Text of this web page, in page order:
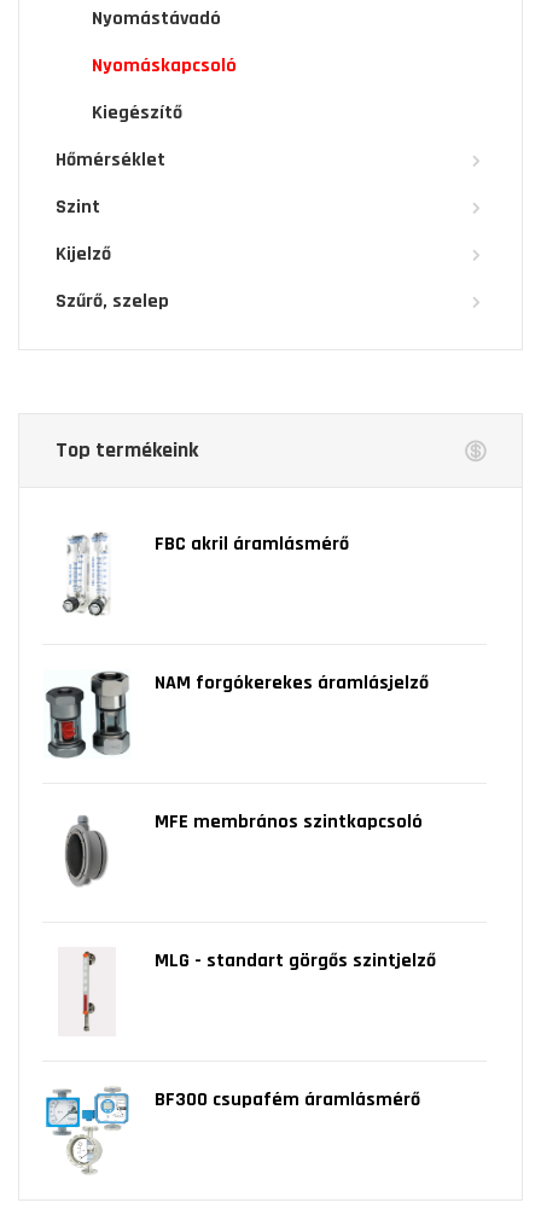
Nyomástávadó
Nyomáskapcsoló
Kiegészítő
Hőmérséklet
Szint
Kijelző
Szűrő, szelep
Top termékeink
FBC akril áramlásmérő
NAM forgókerekes áramlásjelző
MFE membrános szintkapcsoló
MLG - standart görgős szintjelző
BF300 csupafém áramlásmérő